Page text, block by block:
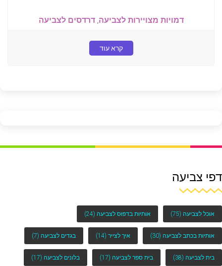
דמויות מצויירות לצביעה,דרדסים לצביעה
קרא עוד
דפי צביעה
אוכל לצביעה (75) אותיות בדפוס לצביעה (24)
אותיות בכתב לצביעה (30) איך לצייר (14) בגדים לצביעה (7)
בית לצביעה (38) בית ספר לצביעה (17) בלונים לצביעה (17)